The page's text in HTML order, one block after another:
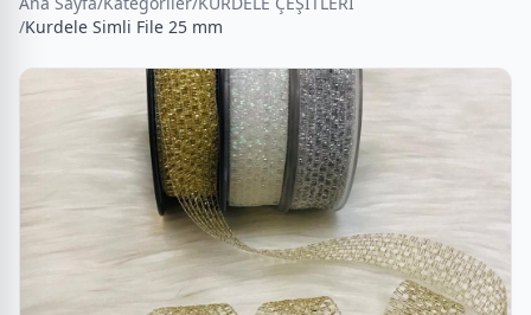
/Kurdele Simli File 25 mm